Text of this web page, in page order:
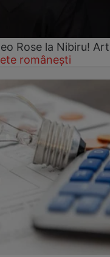
Rose la Nibiru!
românești